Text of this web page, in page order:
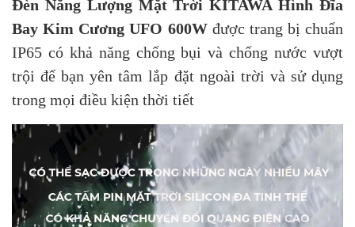
Đèn Năng Lượng Mặt Trời KITAWA Hình Đĩa
Bay Kim Cương UFO 600Wđược trang bị chuẩn
IP65 có khả năng chống bụi và chống nước vượt
trội để bạn yên tâm lắp đặt ngoài trời và sử dụng
trong mọi điều kiện thời tiết